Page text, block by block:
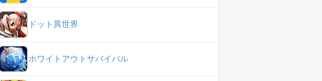
ドット異世界
ホワイトアウトサバイバル